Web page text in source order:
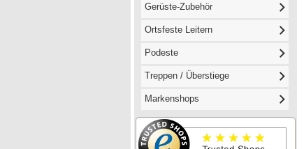
Gerüste-Zubehör
Ortsfeste Leitern
Podeste
Treppen / Überstiege
Markenshops